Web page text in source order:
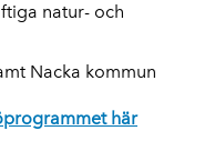
natur- och
Nacka kommun
här